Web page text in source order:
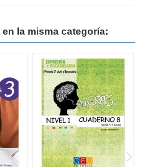
la misma categoría: